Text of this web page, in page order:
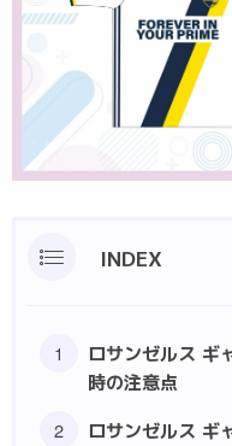
INDEX
ロサンゼルス ギ
時の注意点
ロサンゼルス ギ
責任をもってお届けします
パロディ
パーカー・トレーナー
ポロシャツ